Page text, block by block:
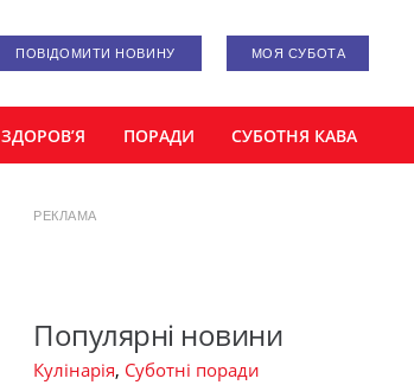
ПОВІДОМИТИ НОВИНУ МОЯ СУБОТА
ЗДОРОВ’Я ПОРАДИ СУБОТНЯ КАВА
РЕКЛАМА
Популярні новини
Кулінарія, Суботні поради